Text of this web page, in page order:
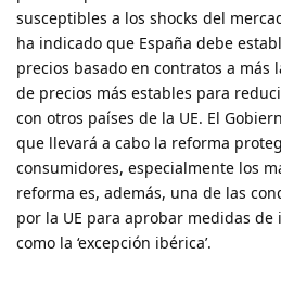
susceptibles a los shocks del
ha indicado que España debe
precios basado en contratos a más
de precios más estables para
con otros países de la UE. El
que llevará a cabo la reforma
consumidores, especialmente los
reforma es, además, una de las
por la UE para aprobar medidas
como la ‘excepción ibérica’.